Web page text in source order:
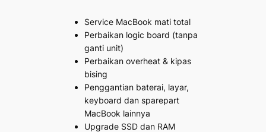
Service MacBook mati total
Perbaikan logic board (tanpa
ganti unit)
Perbaikan overheat & kipas
bising
Penggantian baterai, layar,
keyboard dan sparepart
MacBook lainnya
Upgrade SSD dan RAM